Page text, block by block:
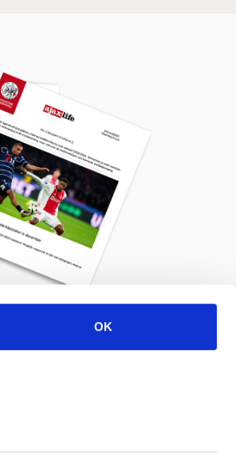
OK
voor de nieuwsbrief